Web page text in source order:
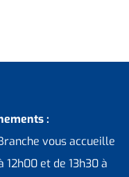
:
vous accueille
et de 13h30 à